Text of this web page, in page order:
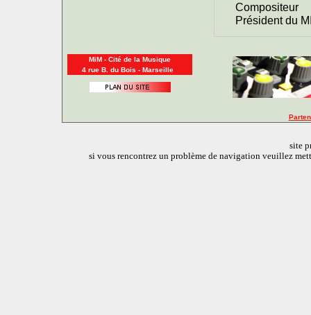
Compositeur
Président du
MiM - Cité de la Musique
4 rue B. du Bois - Marseille
site
si vous rencontrez un problème de navigation veuillez